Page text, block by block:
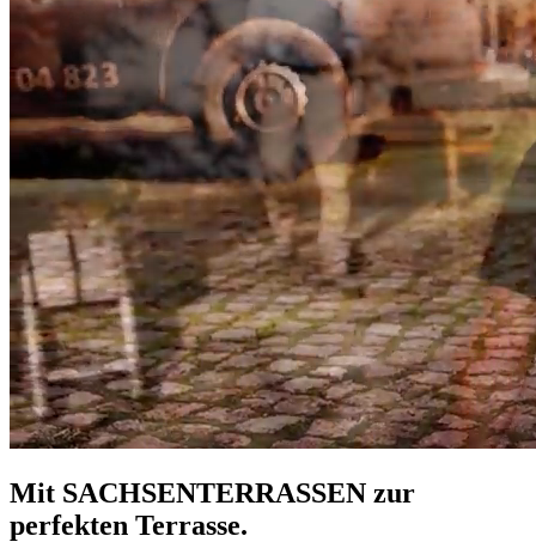
Mit SACHSENTERRASSEN zur
perfekten Terrasse.